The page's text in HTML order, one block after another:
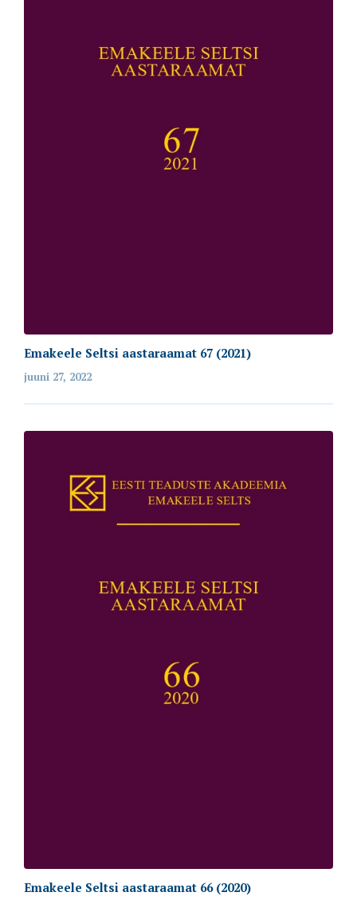
Emakeele Seltsi aastaraamat 67 (2021)
juuni 27, 2022
Emakeele Seltsi aastaraamat 66 (2020)